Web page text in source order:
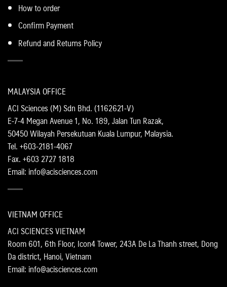
MALAYSIA OFFICE
ACI Sciences (M) Sdn Bhd. (1162621-V)
E-7-4 Megan Avenue 1, No. 189, Jalan Tun Razak,
50450 Wilayah Persekutuan Kuala Lumpur, Malaysia.
Tel. +603-2181-4067
Fax. +603 2727 1818
Email: info@acisciences.com
VIETNAM OFFICE
ACI SCIENCES VIETNAM
Room 601, 6th Floor, Icon4 Tower, 243A De La Thanh street, Dong
Da district, Hanoi, Vietnam
Email: info@acisciences.com
How to order
Confirm Payment
Refund and Returns Policy